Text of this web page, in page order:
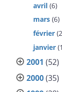
avril (6)
mars (6)
février
janvier
2001 (52)
2000(35)